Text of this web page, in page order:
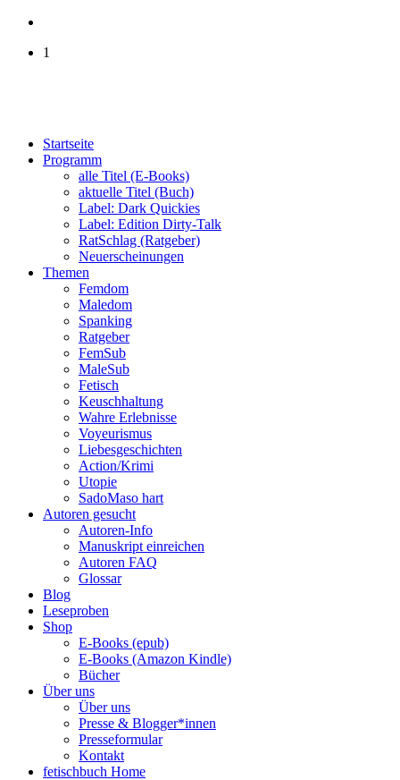
1
Startseite
Programm
alle Titel (E-Books)
aktuelle Titel (Buch)
Label: Dark Quickies
Label: Edition Dirty-Talk
RatSchlag (Ratgeber)
Neuerscheinungen
Themen
Femdom
Maledom
Spanking
Ratgeber
FemSub
MaleSub
Fetisch
Keuschhaltung
Wahre Erlebnisse
Voyeurismus
Liebesgeschichten
Action/Krimi
Utopie
SadoMaso hart
Autoren gesucht
Autoren-Info
Manuskript einreichen
Autoren FAQ
Glossar
Blog
Leseproben
Shop
E-Books (epub)
E-Books (Amazon Kindle)
Bücher
Über uns
Über uns
Presse & Blogger*innen
Presseformular
Kontakt
fetischbuch Home